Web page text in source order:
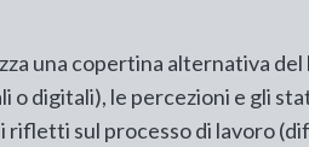
una copertina alternativa del
digitali), le percezioni e gli
rifletti sul processo di lavoro